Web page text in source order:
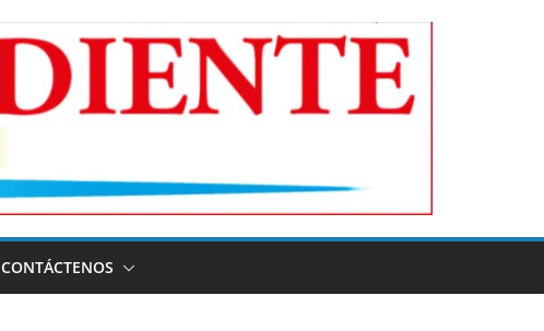
CONTÁCTENOS